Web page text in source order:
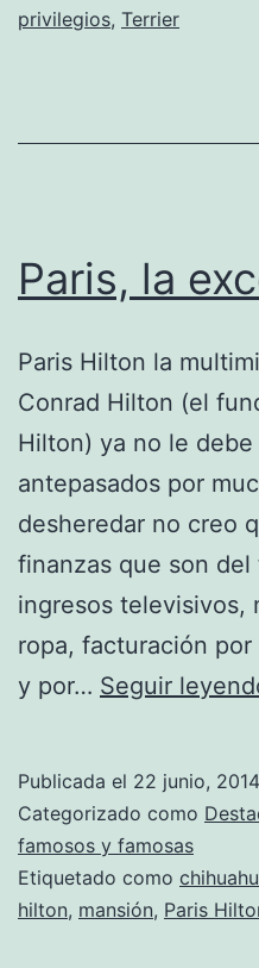
privilegios, Terrier
Paris, la
Paris Hilton la
Conrad Hilton (el
Hilton) ya no le debe
antepasados por
desheredar no creo
finanzas que son
ingresos televisivos,
ropa, facturación
y por… Seguir
Publicada el 22 junio, 2014
Categorizado como
famosos y famosas
Etiquetado como
hilton, mansión, Paris